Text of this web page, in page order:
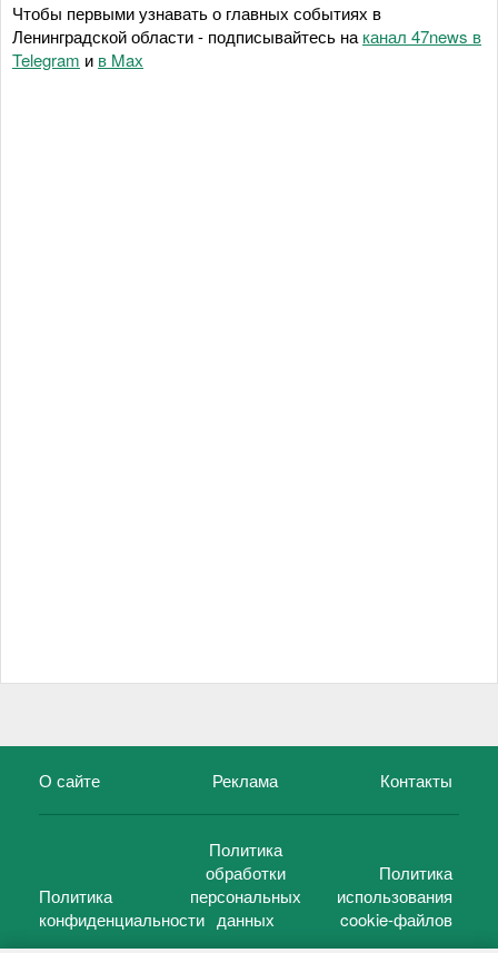
Чтобы первыми узнавать о главных событиях в
Ленинградской области - подписывайтесь на канал 47news в
Telegram и в Maх
О сайте Реклама Контакты
Политика
конфиденциальности
Политика
обработки
персональных
данных
Политика
использования
cookie-файлов